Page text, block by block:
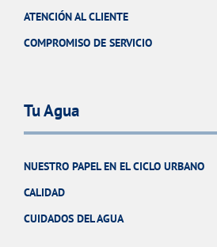
ATENCIÓN AL CLIENTE
COMPROMISO DE SERVICIO
Tu Agua
NUESTRO PAPEL EN EL CICLO URBANO
CALIDAD
CUIDADOS DEL AGUA